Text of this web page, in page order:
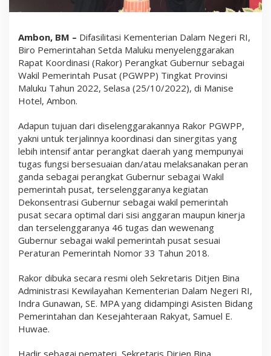
u
l
a
r
R
a
k
G
W
P
P
Ambon, BM – Difasilitasi Kementerian Dalam Negeri RI,
Biro Pemerintahan Setda Maluku menyelenggarakan
Rapat Koordinasi (Rakor) Perangkat Gubernur sebagai
Wakil Pemerintah Pusat (PGWPP) Tingkat Provinsi
Maluku Tahun 2022, Selasa (25/10/2022), di Manise
Hotel, Ambon.
Adapun tujuan dari diselenggarakannya Rakor PGWPP,
yakni untuk terjalinnya koordinasi dan sinergitas yang
lebih intensif antar perangkat daerah yang mempunyai
tugas fungsi bersesuaian dan/atau melaksanakan peran
ganda sebagai perangkat Gubernur sebagai Wakil
pemerintah pusat, terselenggaranya kegiatan
Dekonsentrasi Gubernur sebagai wakil pemerintah
pusat secara optimal dari sisi anggaran maupun kinerja
dan terselenggaranya 46 tugas dan wewenang
Gubernur sebagai wakil pemerintah pusat sesuai
Peraturan Pemerintah Nomor 33 Tahun 2018.
Rakor dibuka secara resmi oleh Sekretaris Ditjen Bina
Administrasi Kewilayahan Kementerian Dalam Negeri RI,
Indra Gunawan, SE. MPA yang didampingi Asisten Bidang
Pemerintahan dan Kesejahteraan Rakyat, Samuel E.
Huwae.